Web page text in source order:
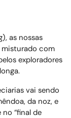
as nossas
misturado com
exploradores
vai sendo
da noz, e
“final de